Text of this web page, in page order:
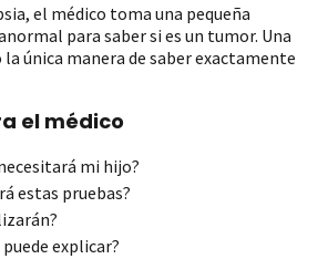
el médico toma una pequeña
para saber si es un tumor. Una
la única manera de saber exactamente
el médico
mi hijo?
estas pruebas?
explicar?